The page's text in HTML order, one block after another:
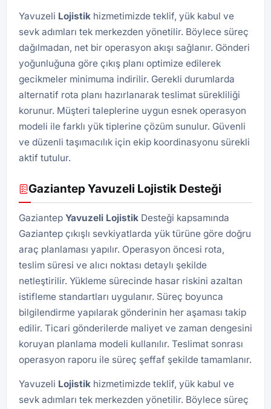
Yavuzeli Lojistik hizmetimizde teklif, yük kabul ve
sevk adımları tek merkezden yönetilir. Böylece süreç
dağılmadan, net bir operasyon akışı sağlanır. Gönderi
yoğunluğuna göre çıkış planı optimize edilerek
gecikmeler minimuma indirilir. Gerekli durumlarda
alternatif rota planı hazırlanarak teslimat sürekliliği
korunur. Müşteri taleplerine uygun esnek operasyon
modeli ile farklı yük tiplerine çözüm sunulur. Güvenli
ve düzenli taşımacılık için ekip koordinasyonu sürekli
aktif tutulur.
Gaziantep Yavuzeli Lojistik Desteği
Gaziantep Yavuzeli Lojistik Desteği kapsamında
Gaziantep çıkışlı sevkiyatlarda yük türüne göre doğru
araç planlaması yapılır. Operasyon öncesi rota,
teslim süresi ve alıcı noktası detaylı şekilde
netleştirilir. Yükleme sürecinde hasar riskini azaltan
istifleme standartları uygulanır. Süreç boyunca
bilgilendirme yapılarak gönderinin her aşaması takip
edilir. Ticari gönderilerde maliyet ve zaman dengesini
koruyan planlama modeli kullanılır. Teslimat sonrası
operasyon raporu ile süreç şeffaf şekilde tamamlanır.
Yavuzeli Lojistik hizmetimizde teklif, yük kabul ve
sevk adımları tek merkezden yönetilir. Böylece süreç